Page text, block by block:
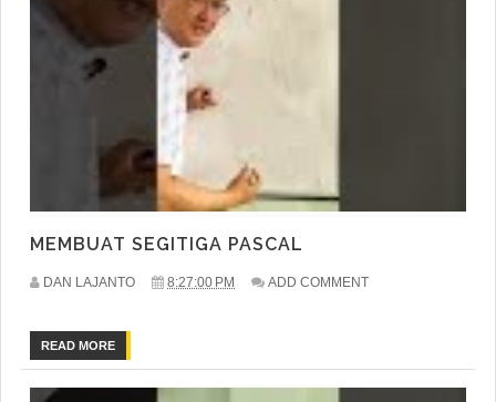
MEMBUAT SEGITIGA PASCAL
DAN LAJANTO 8:27:00 PM ADD COMMENT
READ MORE